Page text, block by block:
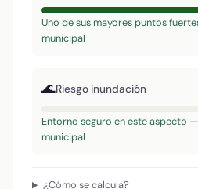
Uno de sus mayores puntos
municipal
🌊Riesgo inundación
Entorno seguro en este aspecto
municipal
¿Cómo se calcula?